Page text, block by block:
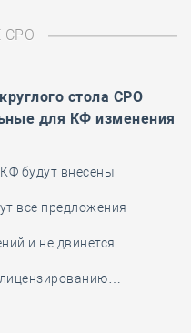
СРО
круглого стола СРО
для КФ изменения
будут внесены
все предложения
и не двинется